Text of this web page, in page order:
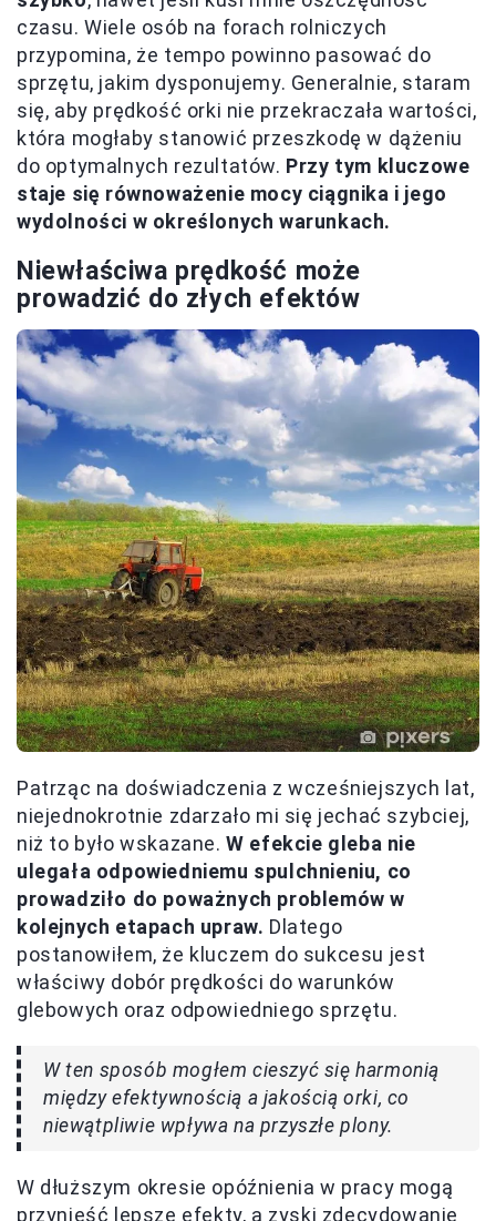
czasu. Wiele osób na forach rolniczych
przypomina, że tempo powinno pasować do
sprzętu, jakim dysponujemy. Generalnie, staram
się, aby prędkość orki nie przekraczała wartości,
która mogłaby stanowić przeszkodę w dążeniu
do optymalnych rezultatów. Przy tym kluczowe
staje się równoważenie mocy ciągnika i jego
wydolności w określonych warunkach.
Niewłaściwa prędkość może
prowadzić do złych efektów
Patrząc na doświadczenia z wcześniejszych lat,
niejednokrotnie zdarzało mi się jechać szybciej,
niż to było wskazane.W efekcie gleba nie
ulegała odpowiedniemu spulchnieniu, co
prowadziło do poważnych problemów w
kolejnych etapach upraw. Dlatego
postanowiłem, że kluczem do sukcesu jest
właściwy dobór prędkości do warunków
glebowych oraz odpowiedniego sprzętu.
W ten sposób mogłem cieszyć się harmonią
między efektywnością a jakością orki, co
niewątpliwie wpływa na przyszłe plony.
W dłuższym okresie opóźnienia w pracy mogą
przynieść lepsze efekty, a zyski zdecydowanie